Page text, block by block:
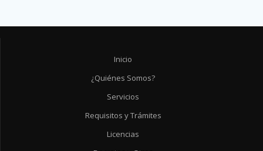
Inicio
¿Quiénes Somos?
Servicios
Requisitos y Trámites
Licencias